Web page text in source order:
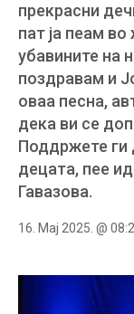
прекрасни
пат ја пеам
убавините на
поздравам и
оваа песна,
дека ви се
Поддржете ги
децата, пее
Гавазова.
16. Мај 2025. @